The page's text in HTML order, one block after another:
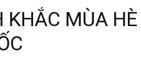
KHẮC MÙA